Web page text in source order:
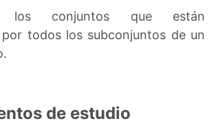
los conjuntos que están
todos los subconjuntos de un
de estudio